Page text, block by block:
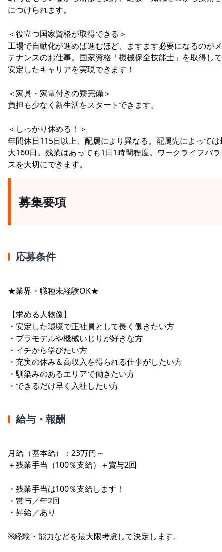
につけられます。
＜役立つ国家資格が取得できる＞
工場で自動化が進めば進むほど、ますます必要になるのが
テナンスのお仕事。国家資格「機械保全技能士」を取得し
安定したキャリアを実現できます！
＜家具・家電付きの寮完備＞
負担も少なく新生活をスタートできます。
＜しっかり休める！＞
年間休日115日以上、配属により異なる。配属先によっては
大160日。残業はあっても1日1時間程度。ワークライフバ
スを大切にできます。
募集要項
応募条件
★業界・職種未経験OK★
【求める人物像】
・安定した環境で正社員として長く働きたい方
・プラモデルや機械いじりが好きな方
・イチから学びたい方
・充実の休み＆高収入を得られる仕事がしたい方
・馴染みのあるエリアで働きたい方
・できるだけ早く入社したい方
給与・報酬
月給（基本給）：23万円～
＋残業手当（100％支給）＋賞与2回
・残業手当は100％支給します！
・賞与／年2回
・昇給／あり
※経験・能力などを最大限考慮して決定します。